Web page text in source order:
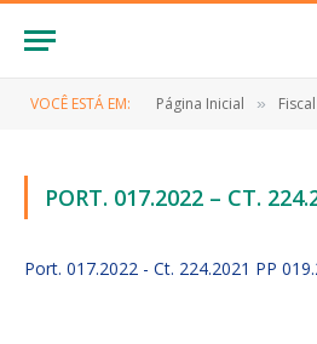
VOCÊ ESTÁ EM: Página Inicial »
PORT. 017.2022 – CT.
Port. 017.2022 - Ct. 224.2021 PP